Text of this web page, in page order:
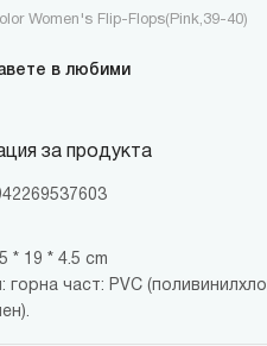
Women's Flip-Flops(Pink,39-40)
в любими
за продукта
* 19 * 4.5 cm
горна част: PVC